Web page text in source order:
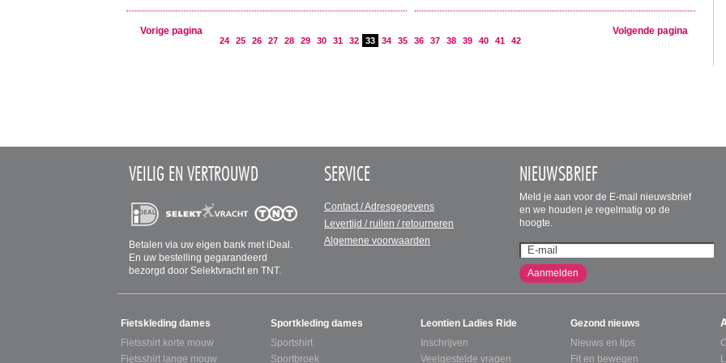
Vorige pagina
24 25 26 27 28 29 30 31 32 33 34 35 36 37 38 39 40 41 42
Volgende pagina
VEILIG EN VERTROUWD
Betalen via uw eigen bank met iDeal.
En uw bestelling gegarandeerd
bezorgd door Selektvracht en TNT.
SERVICE
Contact / Adresgegevens
Levertijd / ruilen / retourneren
Algemene voorwaarden
NIEUWSBRIEF
Meld je aan voor de E-mail nieuwsbrief
en we houden je regelmatig op de
hoogte.
Aanmelden
SITEMAP
Fietskleding dames
Fietsshirt korte mouw
Fietsshirt lange mouw
Sportkleding dames
Sportshirt
Sportbroek
Leontien Ladies Ride
Inschrijven
Veelgestelde vragen
Gezond nieuws
Nieuws en tips
Fit en bewegen